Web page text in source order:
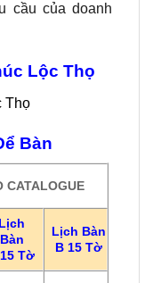
cầu của doanh
Lộc Thọ
Bàn
CATALOGUE
Lịch
Bàn
Tờ
Lịch Bàn
B 15 Tờ